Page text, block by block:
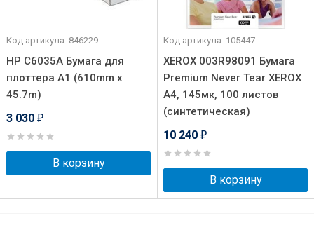
Код артикула: 846229
HP C6035A Бумага для
плоттера А1 (610mm x
45.7m)
3 030 ₽
В корзину
Код артикула: 105447
XEROX 003R98091 Бумага
Premium Never Tear XEROX
A4, 145мк, 100 листов
(синтетическая)
10 240 ₽
В корзину